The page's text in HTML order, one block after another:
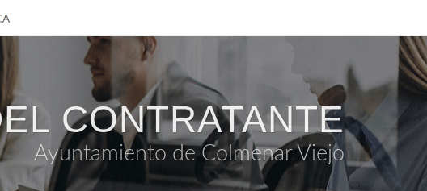
CONTRATANTE
Ayuntamiento de Colmenar Viejo